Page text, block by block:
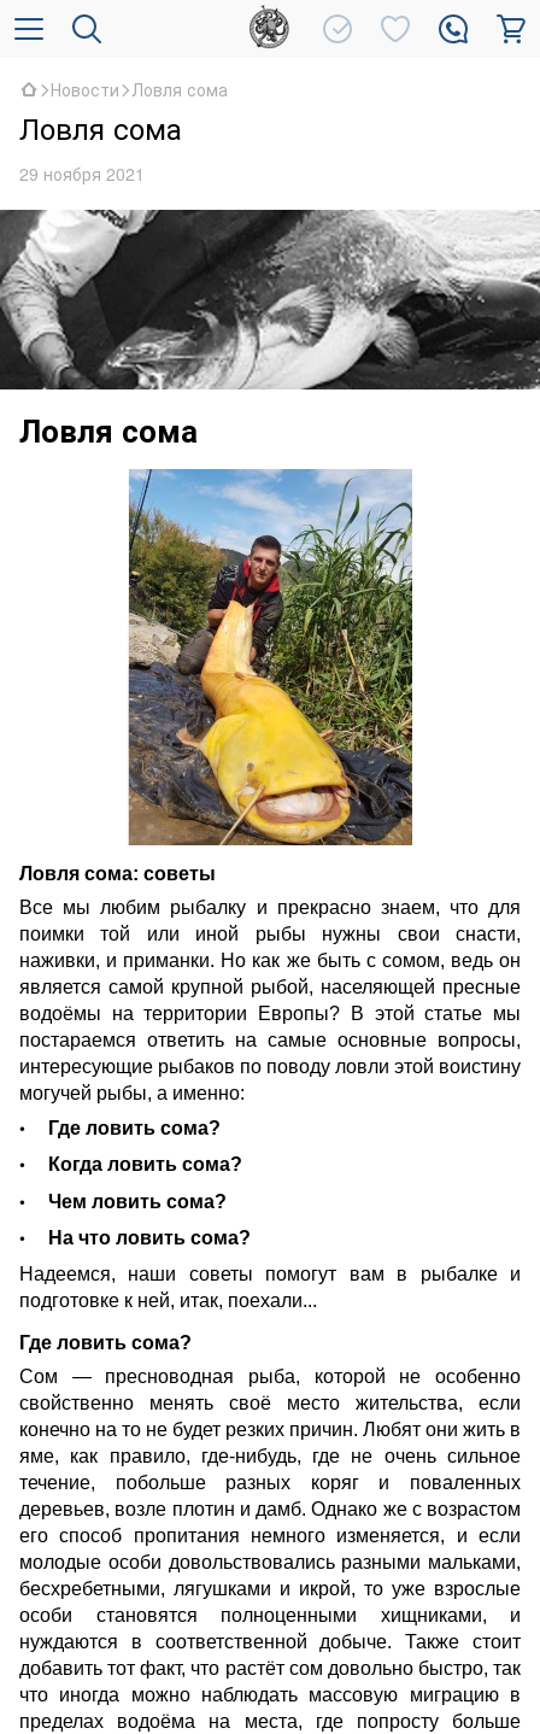
Новости Ловля сома
Ловля сома
29 ноября 2021
Ловля сома
Ловля сома: советы
Все мы любим рыбалку и прекрасно знаем, что для
поимки той или иной рыбы нужны свои снасти,
наживки, и приманки. Но как же быть с сомом, ведь он
является самой крупной рыбой, населяющей пресные
водоёмы на территории Европы? В этой статье мы
постараемся ответить на самые основные вопросы,
интересующие рыбаков по поводу ловли этой воистину
могучей рыбы, а именно:
Где ловить сома?
Когда ловить сома?
Чем ловить сома?
На что ловить сома?
Надеемся, наши советы помогут вам в рыбалке и
подготовке к ней, итак, поехали...
Где ловить сома?
Сом — пресноводная рыба, которой не особенно
свойственно менять своё место жительства, если
конечно на то не будет резких причин. Любят они жить в
яме, как правило, где-нибудь, где не очень сильное
течение, побольше разных коряг и поваленных
деревьев, возле плотин и дамб. Однако же с возрастом
его способ пропитания немного изменяется, и если
молодые особи довольствовались разными мальками,
бесхребетными, лягушками и икрой, то уже взрослые
особи становятся полноценными хищниками, и
нуждаются в соответственной добыче. Также стоит
добавить тот факт, что растёт сом довольно быстро, так
что иногда можно наблюдать массовую миграцию в
пределах водоёма на места, где попросту больше